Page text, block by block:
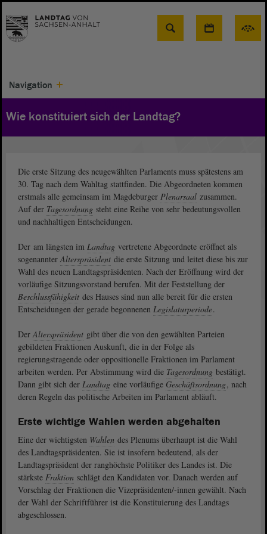
Suche
Navigation
Wie konstituiert sich der Landtag?
Die erste Sitzung des neugewählten Parlaments muss spätestens am
30. Tag nach dem Wahltag stattfinden. Die Abgeordneten kommen
erstmals alle gemeinsam im Magdeburger Plenarsaal zusammen.
Auf der Tagesordnung steht eine Reihe von sehr bedeutungsvollen
und nachhaltigen Entscheidungen.
Der am längsten im Landtag vertretene Abgeordnete eröffnet als
sogenannterAlterspräsident die erste Sitzung und leitet diese bis zur
Wahl des neuen Landtagspräsidenten. Nach der Eröffnung wird der
vorläufige Sitzungsvorstand berufen. Mit der Feststellung der
Beschlussfähigkeit des Hauses sind nun alle bereit für die ersten
Entscheidungen der gerade begonnenen Legislaturperiode.
DerAlterspräsident gibt über die von den gewählten Parteien
gebildeten Fraktionen Auskunft, die in der Folge als
regierungstragende oder oppositionelle Fraktionen im Parlament
arbeiten werden. Per Abstimmung wird die Tagesordnung bestätigt.
Dann gibt sich der Landtag eine vorläufige Geschäftsordnung, nach
deren Regeln das politische Arbeiten im Parlament abläuft.
Erste wichtige Wahlen werden abgehalten
Eine der wichtigsten Wahlen des Plenums überhaupt ist die Wahl
des Landtagspräsidenten. Sie ist insofern bedeutend, als der
Landtagspräsident der ranghöchste Politiker des Landes ist. Die
stärkste Fraktion schlägt den Kandidaten vor. Danach werden auf
Vorschlag der Fraktionen die Vizepräsidenten/-innen gewählt. Nach
der Wahl der Schriftführer ist die Konstituierung des Landtags
abgeschlossen.